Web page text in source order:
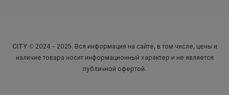
CITY © 2024 - 2025. Вся информация на сайте, в том числе, цены и
наличие товара носит информационный характер и не является
публичной офертой.